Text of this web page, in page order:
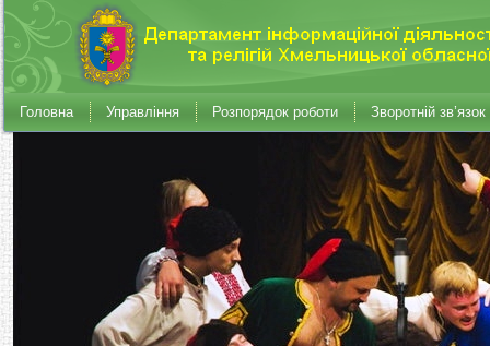
Головна Управління Розпорядок роботи Зворотній зв’язок